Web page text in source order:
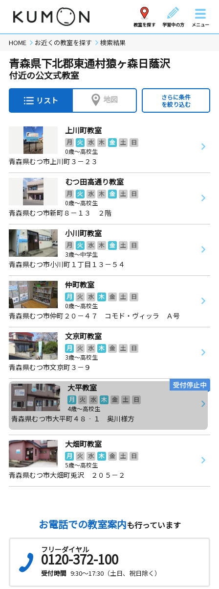
教室を探す 学習中の方 メニュー
HOME お近くの教室を探す 検索結果
青森県下北郡東通村猿ヶ森日蔭沢
付近の公文式教室
リスト 地図
さらに条件
を絞り込む
上川町教室
月 火 水 木 金 土
日
0歳～高校生
青森県むつ市上川町３－２３
むつ田高通り教室
月 火 水 木 金 土
日
0歳～高校生
青森県むつ市新町８－１３ ２階
小川町教室
月 火 水 木 金 土
日
3歳～中学生
青森県むつ市小川町１丁目１３－５４
仲町教室
月 火 水 木 金 土
日
0歳～高校生
青森県むつ市仲町２０－４７ コモド・ヴィッラ Ａ号
文京町教室
月 火 水 木 金 土
日
3歳～高校生
青森県むつ市文京町３－９
大平教室
月 火 水 木 金 土
日
4歳～高校生
青森県むつ市大平町４８‐１ 奥川様方
大畑町教室
月 火 水 木 金 土
日
5歳～高校生
青森県むつ市大畑町兎沢 ２０５－２
お電話での教室案内も行っています
フリーダイヤル
0120-372-100
受付時間 9:30～17:30（土日、祝日除く）